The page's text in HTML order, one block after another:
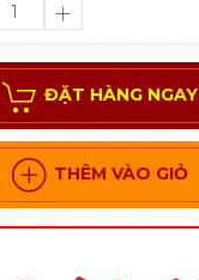
ĐẶT HÀNG NGAY
THÊM VÀO GIỎ